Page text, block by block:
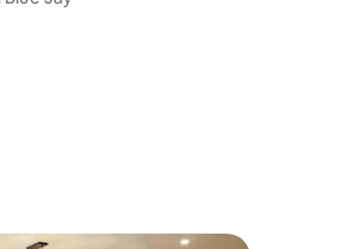
5, 16 commentaires